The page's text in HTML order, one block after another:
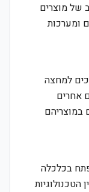
של מוצרים
ומערכות
למחצה
אחרים
במוצריהם
בכלכלה